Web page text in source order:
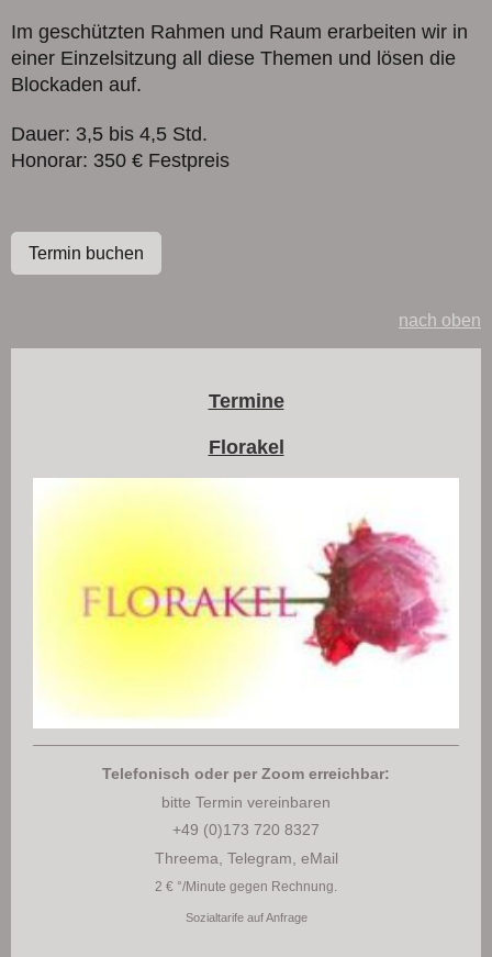
Im geschützten Rahmen und Raum erarbeiten wir in
einer Einzelsitzung all diese Themen und lösen die
Blockaden auf.
Dauer: 3,5 bis 4,5 Std.
Honorar: 350 € Festpreis
Termin buchen
nach oben
Termine
Florakel
Telefonisch oder per Zoom erreichbar:
bitte Termin vereinbaren
+49 (0)173 720 8327
Threema, Telegram, eMail
2 € °/Minute gegen Rechnung.
Sozialtarife auf Anfrage